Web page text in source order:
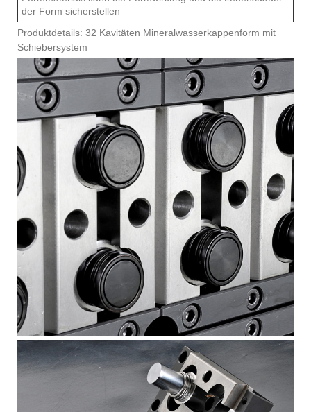
der Form sicherstellen
Produktdetails: 32 Kavitäten Mineralwasserkappenform mit
Schiebersystem